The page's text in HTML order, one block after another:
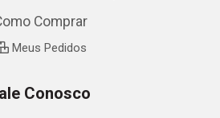
Comprar
Meus Pedidos
Conosco